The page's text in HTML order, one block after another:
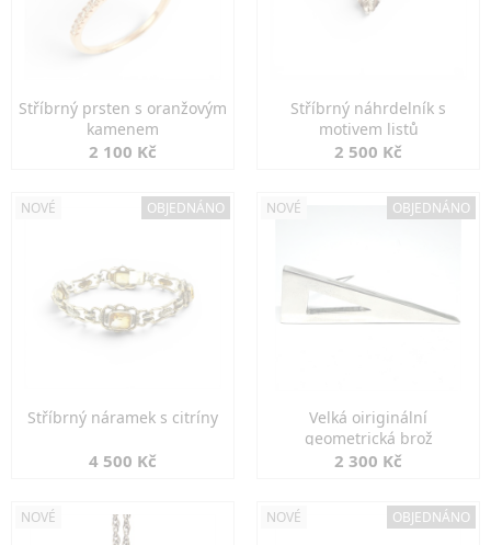
Stříbrný prsten s oranžovým
kamenem
2 100 Kč
Stříbrný náhrdelník s
motivem listů
2 500 Kč
NOVÉ OBJEDNÁNO
Stříbrný náramek s citríny
4 500 Kč
NOVÉ OBJEDNÁNO
Velká oiriginální
geometrická brož
2 300 Kč
NOVÉ NOVÉ OBJEDNÁNO